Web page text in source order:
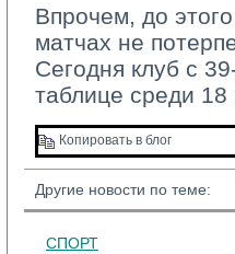
Впрочем, до
матчах не
Сегодня клуб с
таблице среди 18
Копировать в блог
Другие новости по теме:
СПОРТ